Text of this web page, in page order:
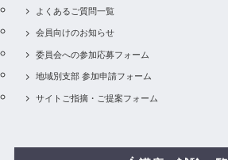
よくあるご質問一覧
会員向けのお知らせ
委員会への参加応募フォーム
地域別支部 参加申請フォーム
サイトご指摘・ご提案フォーム